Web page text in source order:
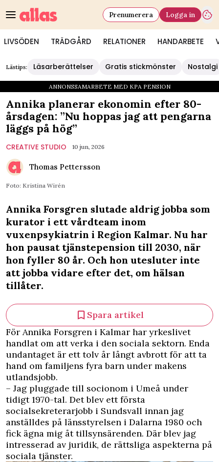
LIVSÖDEN TRÄDGÅRD RELATIONER HANDARBETE
Prenumerera Logga in
Lästips: Läsarberättelser Gratis stickmönster Nostalgi
ANNONSSAMARBETE MED KPA PENSION
Annika planerar ekonomin efter 80-
årsdagen: ”Nu hoppas jag att pengarna
läggs på hög”
CREATIVE STUDIO 10 jun, 2026
Thomas Pettersson
Foto: Kristina Wirén
Annika Forsgren slutade aldrig jobba som
kurator i ett vårdteam inom
vuxenpsykiatrin i Region Kalmar. Nu har
hon pausat tjänstepension till 2030, när
hon fyller 80 år. Och hon utesluter inte
att jobba vidare efter det, om hälsan
tillåter.
Spara artikel
För Annika Forsgren i Kalmar har yrkeslivet
handlat om att verka i den sociala sektorn. Enda
undantaget är ett tolv år långt avbrott för att ta
hand om familjens fyra barn under makens
utlandsjobb.
– Jag pluggade till socionom i Umeå under
tidigt 1970-tal. Det blev ett första
socialsekreterarjobb i Sundsvall innan jag
anställdes på länsstyrelsen i Dalarna 1980 och
fick ägna mig åt tillsynsärenden. Där blev jag
intresserad av juridik, de rättsliga aspekterna på
sociala tjänster.